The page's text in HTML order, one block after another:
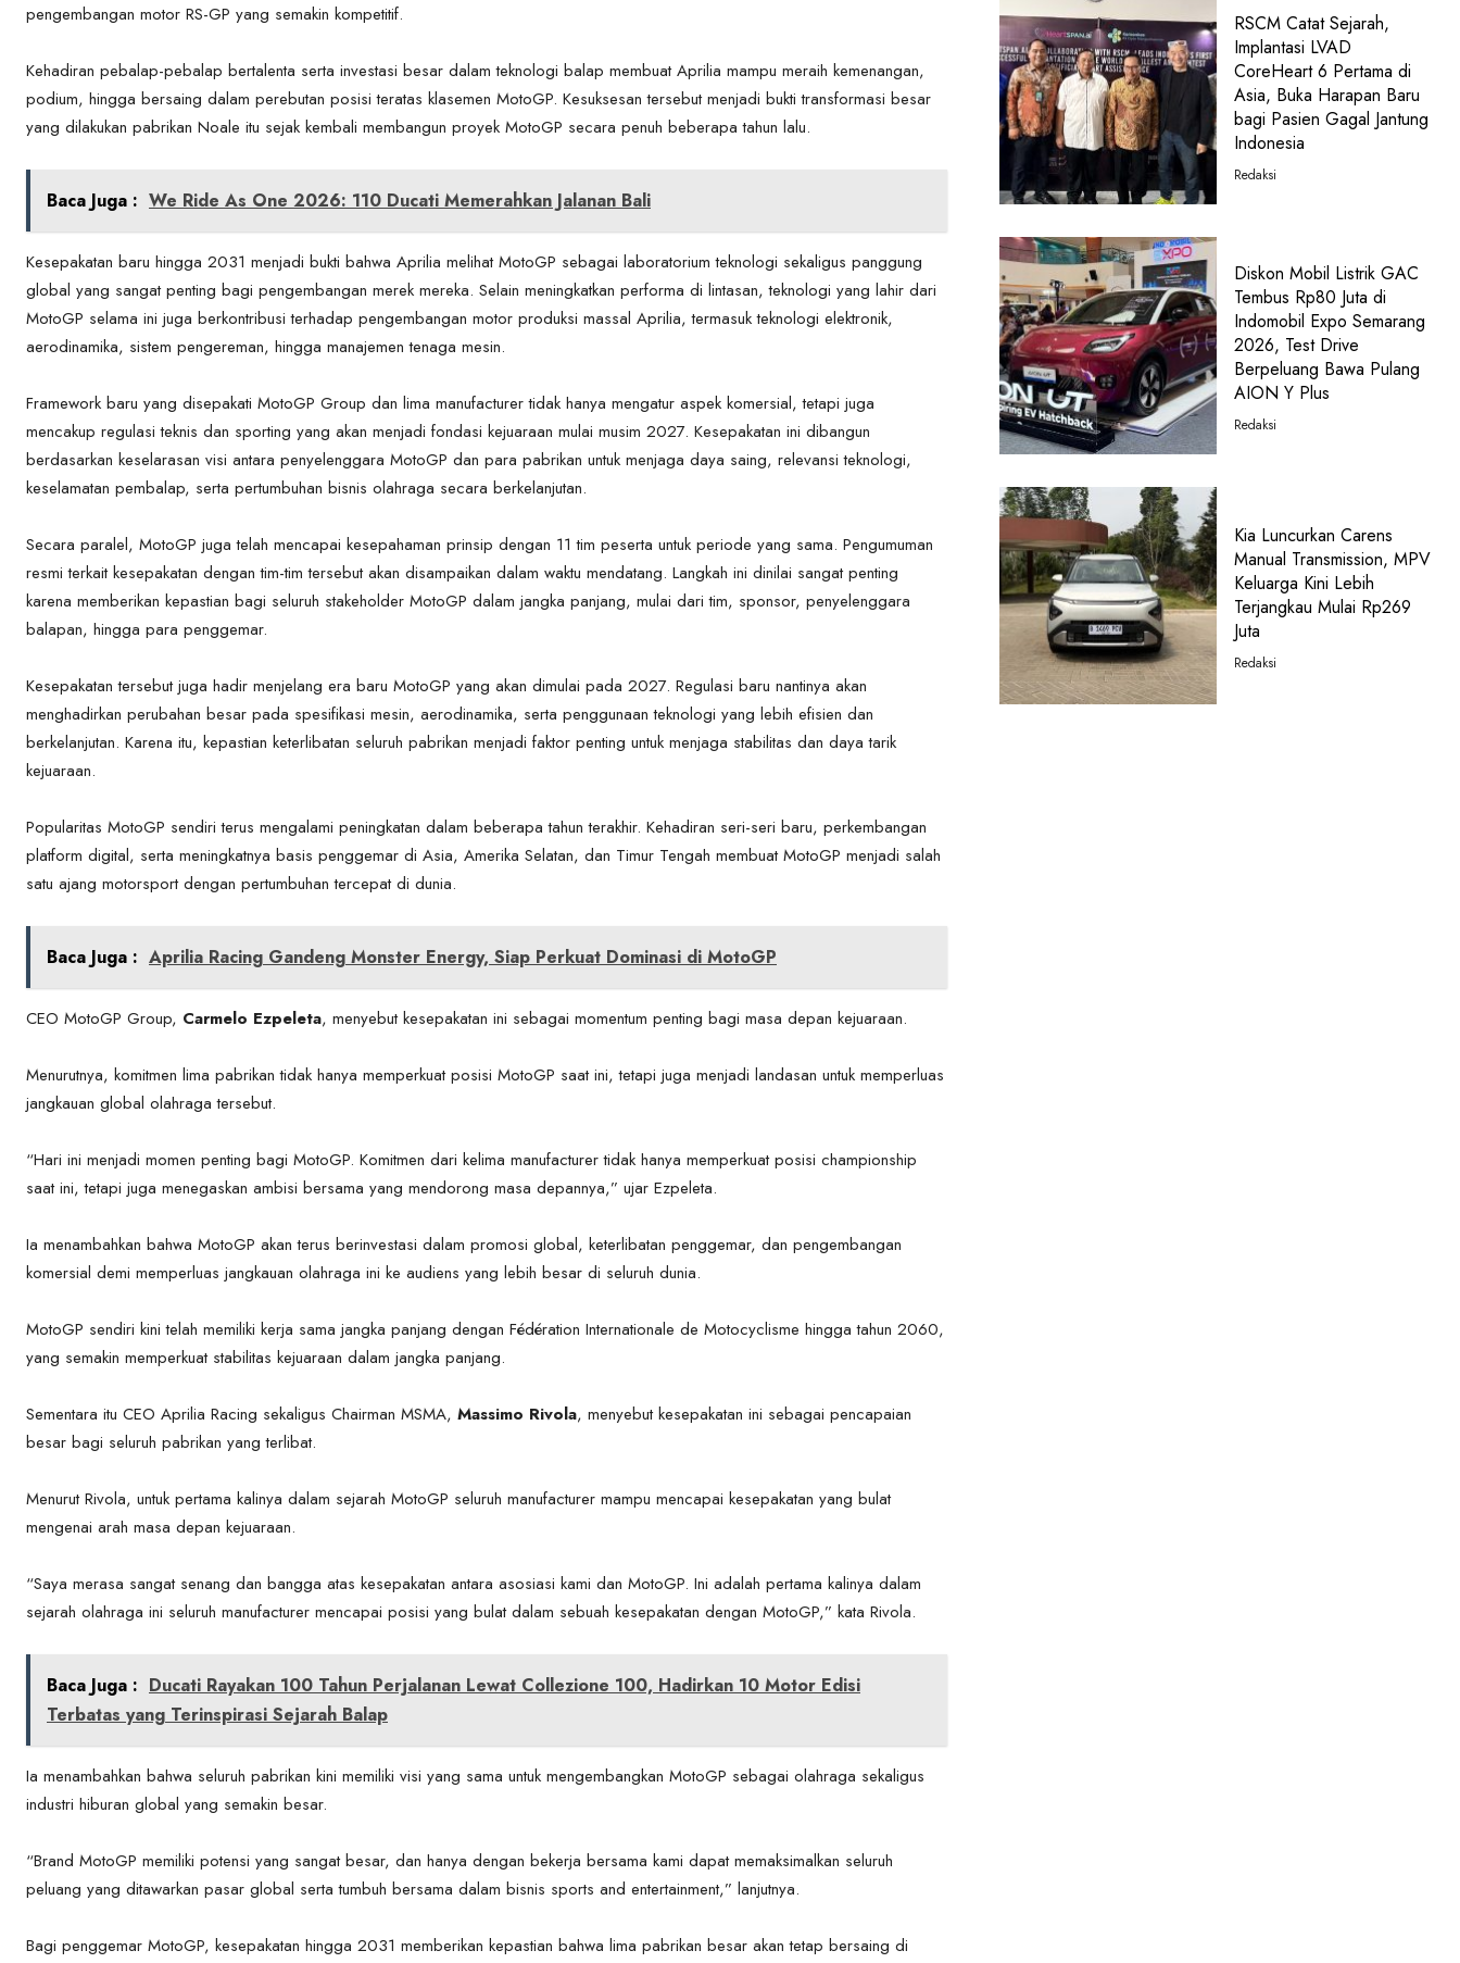
pengembangan motor RS-GP yang semakin kompetitif.
Kehadiran pebalap-pebalap bertalenta serta investasi besar dalam teknologi balap membuat Aprilia mampu meraih kemenangan,
podium, hingga bersaing dalam perebutan posisi teratas klasemen MotoGP. Kesuksesan tersebut menjadi bukti transformasi besar
yang dilakukan pabrikan Noale itu sejak kembali membangun proyek MotoGP secara penuh beberapa tahun lalu.
Baca Juga : We Ride As One 2026: 110 Ducati Memerahkan Jalanan Bali
Kesepakatan baru hingga 2031 menjadi bukti bahwa Aprilia melihat MotoGP sebagai laboratorium teknologi sekaligus panggung
global yang sangat penting bagi pengembangan merek mereka. Selain meningkatkan performa di lintasan, teknologi yang lahir dari
MotoGP selama ini juga berkontribusi terhadap pengembangan motor produksi massal Aprilia, termasuk teknologi elektronik,
aerodinamika, sistem pengereman, hingga manajemen tenaga mesin.
Framework baru yang disepakati MotoGP Group dan lima manufacturer tidak hanya mengatur aspek komersial, tetapi juga
mencakup regulasi teknis dan sporting yang akan menjadi fondasi kejuaraan mulai musim 2027. Kesepakatan ini dibangun
berdasarkan keselarasan visi antara penyelenggara MotoGP dan para pabrikan untuk menjaga daya saing, relevansi teknologi,
keselamatan pembalap, serta pertumbuhan bisnis olahraga secara berkelanjutan.
Secara paralel, MotoGP juga telah mencapai kesepahaman prinsip dengan 11 tim peserta untuk periode yang sama. Pengumuman
resmi terkait kesepakatan dengan tim-tim tersebut akan disampaikan dalam waktu mendatang. Langkah ini dinilai sangat penting
karena memberikan kepastian bagi seluruh stakeholder MotoGP dalam jangka panjang, mulai dari tim, sponsor, penyelenggara
balapan, hingga para penggemar.
Kesepakatan tersebut juga hadir menjelang era baru MotoGP yang akan dimulai pada 2027. Regulasi baru nantinya akan
menghadirkan perubahan besar pada spesifikasi mesin, aerodinamika, serta penggunaan teknologi yang lebih efisien dan
berkelanjutan. Karena itu, kepastian keterlibatan seluruh pabrikan menjadi faktor penting untuk menjaga stabilitas dan daya tarik
kejuaraan.
Popularitas MotoGP sendiri terus mengalami peningkatan dalam beberapa tahun terakhir. Kehadiran seri-seri baru, perkembangan
platform digital, serta meningkatnya basis penggemar di Asia, Amerika Selatan, dan Timur Tengah membuat MotoGP menjadi salah
satu ajang motorsport dengan pertumbuhan tercepat di dunia.
Baca Juga : Aprilia Racing Gandeng Monster Energy, Siap Perkuat Dominasi di MotoGP
CEO MotoGP Group, Carmelo Ezpeleta, menyebut kesepakatan ini sebagai momentum penting bagi masa depan kejuaraan.
Menurutnya, komitmen lima pabrikan tidak hanya memperkuat posisi MotoGP saat ini, tetapi juga menjadi landasan untuk memperluas
jangkauan global olahraga tersebut.
“Hari ini menjadi momen penting bagi MotoGP. Komitmen dari kelima manufacturer tidak hanya memperkuat posisi championship
saat ini, tetapi juga menegaskan ambisi bersama yang mendorong masa depannya,” ujar Ezpeleta.
Ia menambahkan bahwa MotoGP akan terus berinvestasi dalam promosi global, keterlibatan penggemar, dan pengembangan
komersial demi memperluas jangkauan olahraga ini ke audiens yang lebih besar di seluruh dunia.
MotoGP sendiri kini telah memiliki kerja sama jangka panjang dengan Fédération Internationale de Motocyclisme hingga tahun 2060,
yang semakin memperkuat stabilitas kejuaraan dalam jangka panjang.
Sementara itu CEO Aprilia Racing sekaligus Chairman MSMA, Massimo Rivola, menyebut kesepakatan ini sebagai pencapaian
besar bagi seluruh pabrikan yang terlibat.
Menurut Rivola, untuk pertama kalinya dalam sejarah MotoGP seluruh manufacturer mampu mencapai kesepakatan yang bulat
mengenai arah masa depan kejuaraan.
“Saya merasa sangat senang dan bangga atas kesepakatan antara asosiasi kami dan MotoGP. Ini adalah pertama kalinya dalam
sejarah olahraga ini seluruh manufacturer mencapai posisi yang bulat dalam sebuah kesepakatan dengan MotoGP,” kata Rivola.
Baca Juga : Ducati Rayakan 100 Tahun Perjalanan Lewat Collezione 100, Hadirkan 10 Motor Edisi
Terbatas yang Terinspirasi Sejarah Balap
Ia menambahkan bahwa seluruh pabrikan kini memiliki visi yang sama untuk mengembangkan MotoGP sebagai olahraga sekaligus
industri hiburan global yang semakin besar.
“Brand MotoGP memiliki potensi yang sangat besar, dan hanya dengan bekerja bersama kami dapat memaksimalkan seluruh
peluang yang ditawarkan pasar global serta tumbuh bersama dalam bisnis sports and entertainment,” lanjutnya.
Bagi penggemar MotoGP, kesepakatan hingga 2031 memberikan kepastian bahwa lima pabrikan besar akan tetap bersaing di
RSCM Catat Sejarah,
Implantasi LVAD
CoreHeart 6 Pertama di
Asia, Buka Harapan Baru
bagi Pasien Gagal Jantung
Indonesia
Redaksi
Diskon Mobil Listrik GAC
Tembus Rp80 Juta di
Indomobil Expo Semarang
2026, Test Drive
Berpeluang Bawa Pulang
AION Y Plus
Redaksi
Kia Luncurkan Carens
Manual Transmission, MPV
Keluarga Kini Lebih
Terjangkau Mulai Rp269
Juta
Redaksi